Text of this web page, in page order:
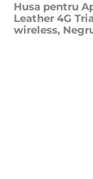
Husa pentru
Leather 4G
wireless,